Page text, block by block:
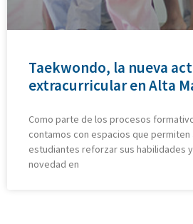
Taekwondo, la nueva
extracurricular en Alta
Como parte de los procesos
contamos con espacios que permiten
estudiantes reforzar sus habilidades
novedad en